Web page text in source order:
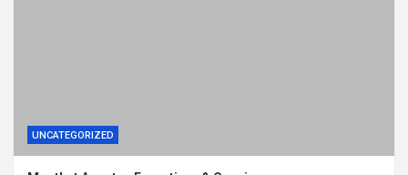
UNCATEGORIZED